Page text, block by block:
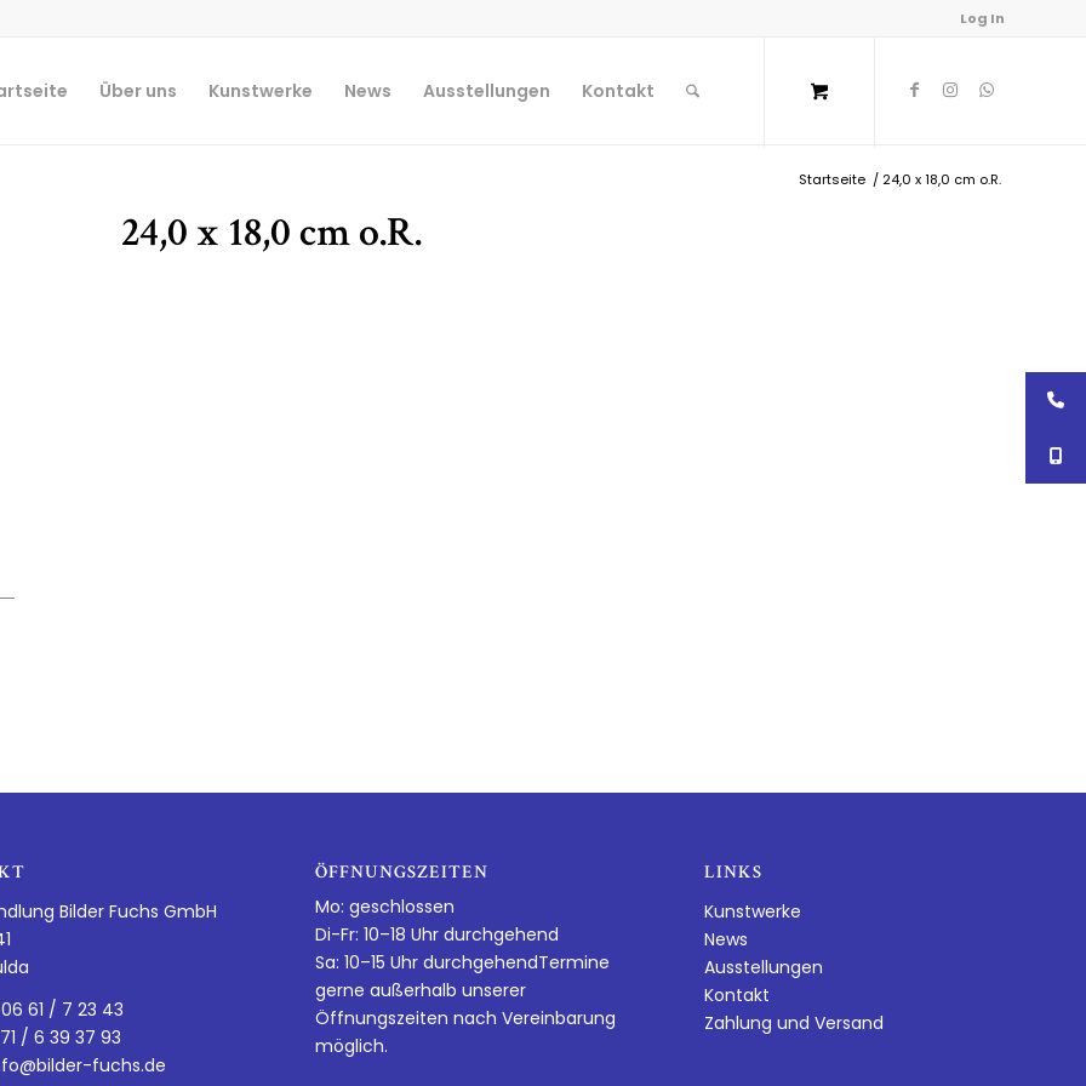
Log In
Über uns Kunstwerke News Ausstellungen Kontakt
Startseite / 24,0 x 18,0 cm o.R.
24,0 x 18,0 cm o.R.
Bilder Fuchs GmbH
61 / 7 23 43
/ 6 39 37 93
fuchs.de
ÖFFNUNGSZEITEN
Mo: geschlossen
Di-Fr: 10–18 Uhr durchgehend
Sa: 10–15 Uhr durchgehendTermine
gerne außerhalb unserer
Öffnungszeiten nach Vereinbarung
möglich.
LINKS
Kunstwerke
News
Ausstellungen
Kontakt
Zahlung und Versand